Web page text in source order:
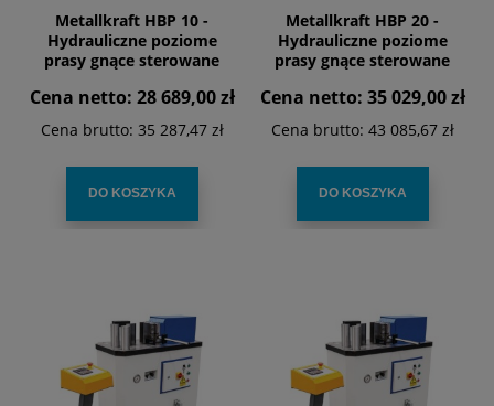
Metallkraft HBP 10 -
Hydrauliczne poziome
prasy gnące sterowane
Cena netto: 28 689,00 zł
Cena brutto: 35 287,47 zł
DO KOSZYKA
Metallkraft HBP 20 -
Hydrauliczne poziome
prasy gnące sterowane
Cena netto: 35 029,00 zł
Cena brutto: 43 085,67 zł
DO KOSZYKA